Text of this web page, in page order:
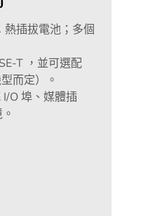
插拔電池；多個
，並可選配
而定）。
O 埠、媒體插